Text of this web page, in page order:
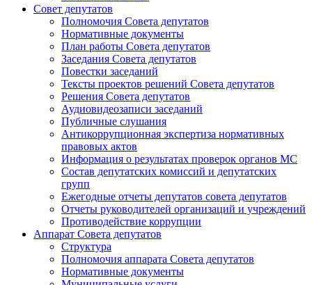
Совет депутатов
Полномочия Совета депутатов
Нормативные документы
План работы Совета депутатов
Заседания Cовета депутатов
Повестки заседаний
Тексты проектов решений Совета депутатов
Решения Совета депутатов
Аудиовидеозаписи заседаний
Публичные слушания
Антикоррупционная экспертиза нормативных
правовых актов
Информация о результатах проверок органов МС
Состав депутатских комиссий и депутатских
групп
Ежегодные отчеты депутатов совета депутатов
Отчеты руководителей организаций и учреждений
Противодействие коррупции
Аппарат Совета депутатов
Структура
Полномочия аппарата Совета депутатов
Нормативные документы